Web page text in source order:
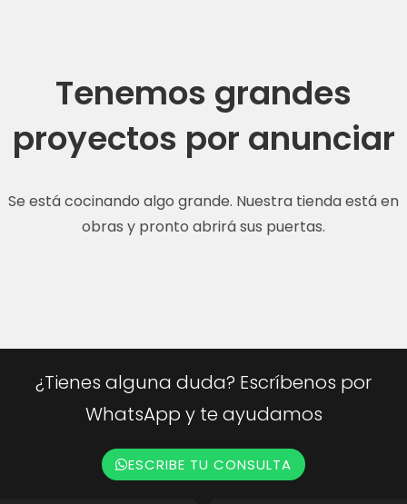
Tenemos grandes
proyectos por anunciar
Se está cocinando algo grande. Nuestra tienda está en
obras y pronto abrirá sus puertas.
¿Tienes alguna duda? Escríbenos por
WhatsApp y te ayudamos
ESCRIBE TU CONSULTA